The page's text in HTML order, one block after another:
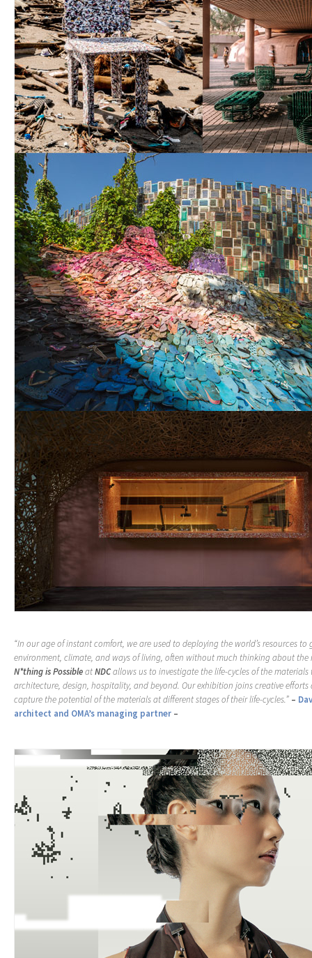
“In our age of instant comfort, we are used to deploying the world’s resources to
environment, climate, and ways of living, often without much thinking about
N*thing is PossibleatNDCallows us to investigate the life-cycles of the materials
architecture, design, hospitality, and beyond. Our exhibition joins creative efforts
capture the potential of the materials at different stages of their life-cycles.” –
architect and OMA’s managing partner –